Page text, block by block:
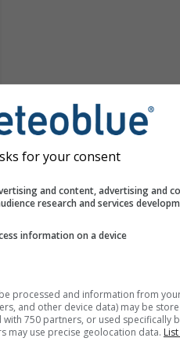
for your consent
and content, advertising and
research and services
information on a device
processed and information from
and other device data) may be
with 750 partners, or used specifically
may use precise geolocation data.